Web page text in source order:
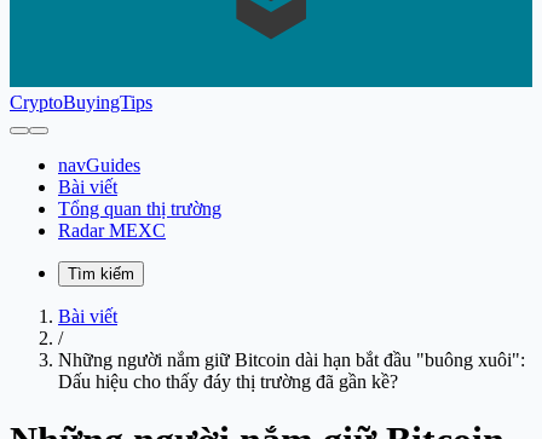
CryptoBuyingTips
navGuides
Bài viết
Tổng quan thị trường
Radar MEXC
Tìm kiếm
Bài viết
/
Những người nắm giữ Bitcoin dài hạn bắt đầu "buông xuôi":
Dấu hiệu cho thấy đáy thị trường đã gần kề?